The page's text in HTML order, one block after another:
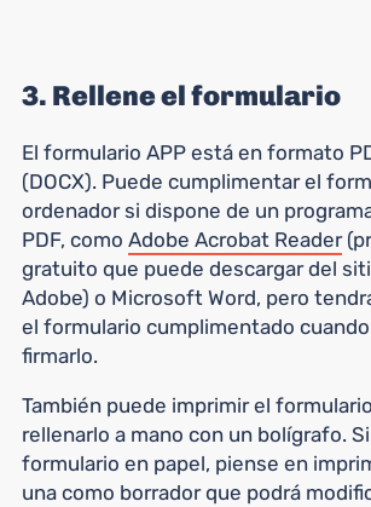
3. Rellene el formulario
El formulario APP está en formato
(DOCX). Puede cumplimentar el
ordenador si dispone de un
PDF, como Adobe Acrobat Reader
gratuito que puede descargar del
Adobe) o Microsoft Word, pero
el formulario cumplimentado
firmarlo.
También puede imprimir el
rellenarlo a mano con un bolígrafo.
formulario en papel, piense en
una como borrador que podrá